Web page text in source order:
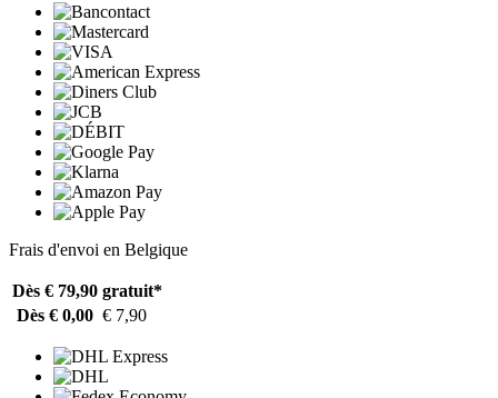
Frais d'envoi en Belgique
Dès € 79,90 gratuit*
Dès € 0,00 € 7,90